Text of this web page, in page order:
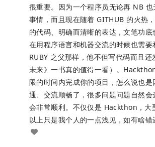
很重要。因为一个程序员无论再 NB
事情，而且现在随着 GITHUB 的火热
的代码、明确而清晰的表达，文笔功
在用程序语言和机器交流的时候也需要
RUBY 之父那样，他不但写代码而且还
未来》一书真的值得一看）。
限的时间内完成你的项目，怎么说也
通、交流顺畅了，很多问题问题自然
会非常顺利。不仅仅是 Hackthon，大
以上只是我个人的一点浅见，如有啥错